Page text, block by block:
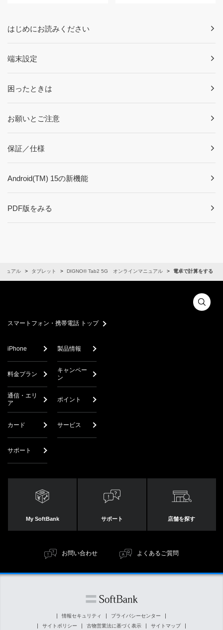
はじめにお読みください
端末設定
困ったときは
お願いとご注意
保証／仕様
Android(TM) 15の新機能
PDF版をみる
ュアル タブレット DIGNO® Tab2 5G オンラインマニュアル 電卓で計算をする
スマートフォン・携帯電話 トップ
iPhone 製品情報
料金プラン
キャンペー
ン
通信・エリ
ア
ポイント
カード サービス
サポート
My SoftBank サポート 店舗を探す
お問い合わせ よくあるご質問
情報セキュリティ
プライバシーセンター
サイトポリシー
古物営業法に基づく表示 サイトマップ